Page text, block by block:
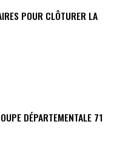
POUR CLÔTURER LA
DÉPARTEMENTALE 71